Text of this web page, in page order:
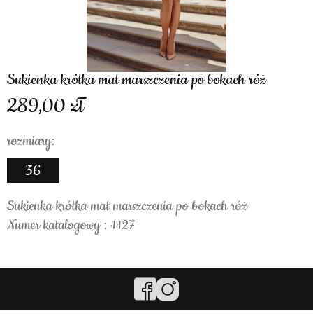
Sukienka krótka mat marszczenia po bokach róż
289,00
rozmiary:
36
Sukienka krótka mat marszczenia po bokach róż
Numer katalogowy : 1127